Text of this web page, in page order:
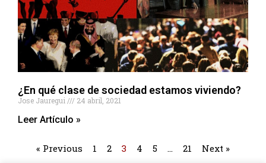
¿En qué clase de sociedad estamos viviendo?
Jose Jauregui 24 abril, 2021
Leer Artículo »
« Previous 1 2 3 4 5 … 21 Next »